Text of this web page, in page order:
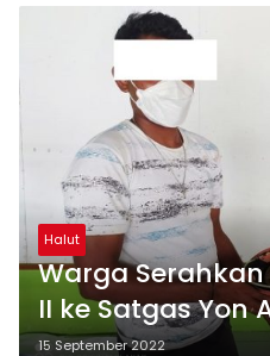
Halut
Warga
II ke Satgas Yon
15 September 2022